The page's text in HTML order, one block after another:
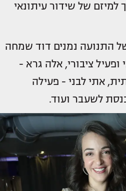
למיזם של שידור עיתונאי
התנועה נמנים דוד שמחה
ציבורי, אלה גרא -
אתי לבני - פעילה
לשעבר ועוד.